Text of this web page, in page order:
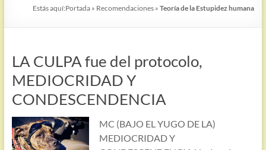
Estás aquí:Portada » Recomendaciones »Teoría de la Estupidez humana
LA CULPA fue del protocolo,
MEDIOCRIDAD Y
CONDESCENDENCIA
MC (BAJO EL YUGO DE LA)
MEDIOCRIDAD Y